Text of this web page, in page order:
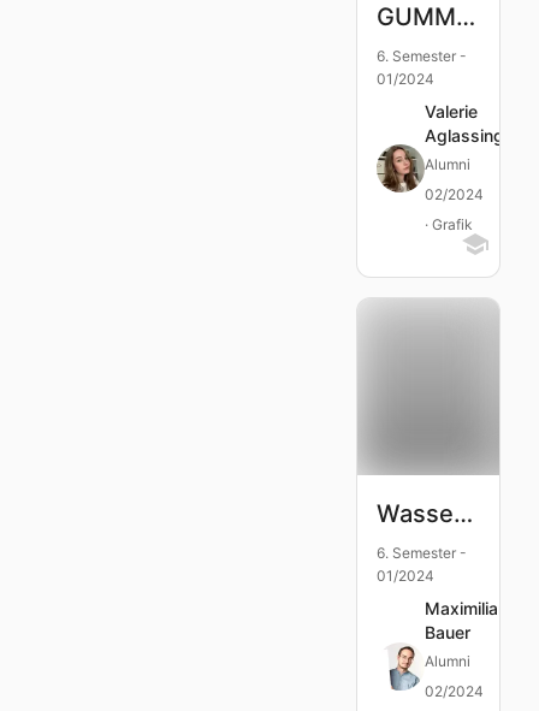
GUMMIES
6. Semester -
01/2024
Valerie
Aglassinger
Alumni
02/2024
· Grafik
Wassertürme
6. Semester -
01/2024
Maximilian
Bauer
Alumni
02/2024